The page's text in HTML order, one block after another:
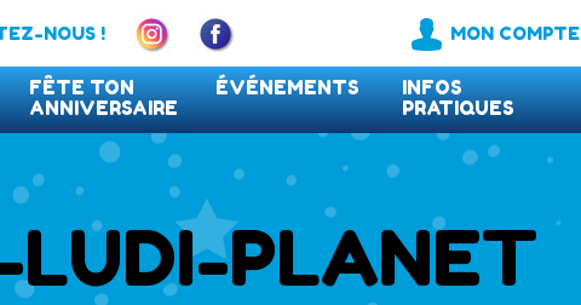
NOUS ! MON COMPTE
FÊTE TON
ANNIVERSAIRE
ÉVÉNEMENTS
INFOS
PRATIQUES
LUDI-PLANET